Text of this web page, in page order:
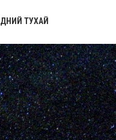
ТУХАЙ